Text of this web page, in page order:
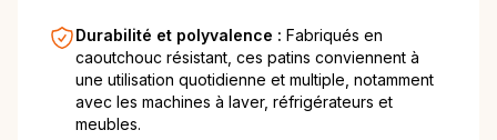
Durabilité et polyvalence : Fabriqués en
caoutchouc résistant, ces patins conviennent à
une utilisation quotidienne et multiple, notamment
avec les machines à laver, réfrigérateurs et
meubles.